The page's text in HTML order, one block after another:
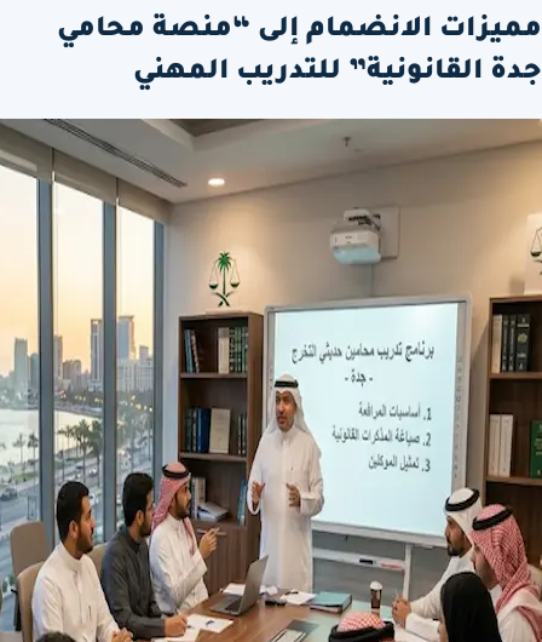
مميزات الانضمام إلى “منصة محامي
جدة القانونية” للتدريب المهني